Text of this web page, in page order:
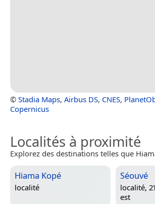
© Stadia Maps, Airbus DS, CNES,
Copernicus
Localités à proximité
Explorez des destinations telles que
Hiama Kopé
localité
Séouvé
localité,
est